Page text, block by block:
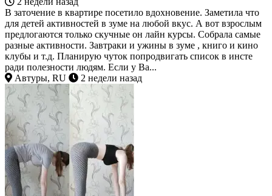
В заточение в квартире посетило вдохновение. Заметила что
для детей активностей в зуме на любой вкус. А вот взрослым
предлогаются только скучные он лайн курсы. Собрала самые
разные активности. Завтраки и ужины в зуме , книго и кино
клубы и т.д. Планирую чуток попродвигать список в инсте
ради полезности людям. Если у Ва...
Автуры, RU
2 недели назад